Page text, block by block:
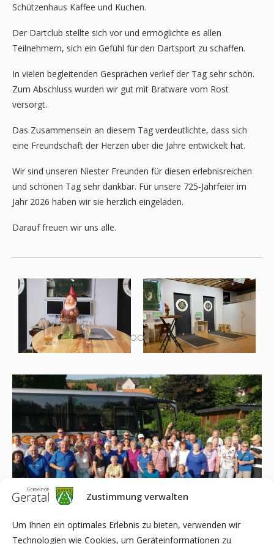
Zustimmung verwalten
Um Ihnen ein optimales Erlebnis zu bieten, verwenden wir
Technologien wie Cookies, um Geräteinformationen zu
Schützenhaus Kaffee und Kuchen.
Der Dartclub stellte sich vor und ermöglichte es allen
Teilnehmern, sich ein Gefühl für den Dartsport zu schaffen.
In vielen begleitenden Gesprächen verlief der Tag sehr schön.
Zum Abschluss wurden wir gut mit Bratware vom Rost
versorgt.
Das Zusammensein an diesem Tag verdeutlichte, dass sich
eine Freundschaft der Herzen über die Jahre entwickelt hat.
Wir sind unseren Niester Freunden für diesen erlebnisreichen
und schönen Tag sehr dankbar. Für unsere 725-Jahrfeier im
Jahr 2026 haben wir sie herzlich eingeladen.
Darauf freuen wir uns alle.